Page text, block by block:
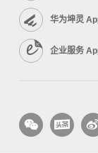
华为坤灵
企业服务